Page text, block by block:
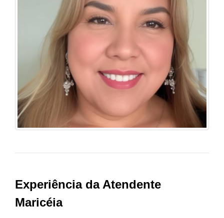
Experiência da Atendente
Maricéia